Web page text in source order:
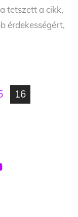
tetszett a cikk,
érdekességért,
16